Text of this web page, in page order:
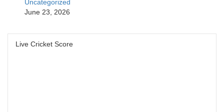
Uncategorized
June 23, 2026
Live Cricket Score